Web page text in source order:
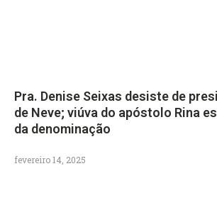
Pra. Denise Seixas desiste de
de Neve; viúva do apóstolo Rina
da denominação
fevereiro 14, 2025